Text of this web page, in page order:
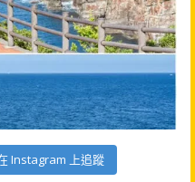
Instagram 上追蹤